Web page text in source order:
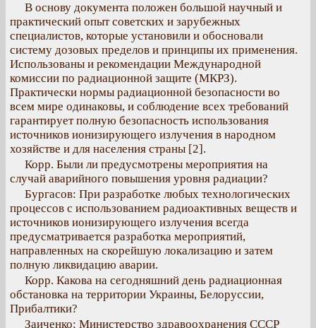
В основу документа положен большой научный и
практический опыт советских и зарубежных
специалистов, которые установили и обосновали
систему дозовых пределов и принципы их применения.
Использованы и рекомендации Международной
комиссии по радиационной защите (МКРЗ).
Практически нормы радиационной безопасности во
всем мире одинаковы, и соблюдение всех требований
гарантирует полную безопасность использования
источников ионизирующего излучения в народном
хозяйстве и для населения страны [2].
Корр. Были ли предусмотрены мероприятия на
случай аварийного повышения уровня радиации?
Бургасов: При разработке любых технологических
процессов с использованием радиоактивных веществ и
источников ионизирующего излучения всегда
предусматривается разработка мероприятий,
направленных на скорейшую локализацию и затем
полную ликвидацию аварии.
Корр. Какова на сегодняшний день радиационная
обстановка на территории Украины, Белоруссии,
Прибалтики?
Заиченко: Министерство здравоохранения СССР